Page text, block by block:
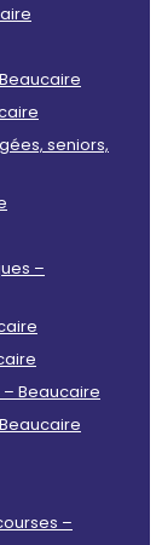
seniors,
–
Beaucaire
–